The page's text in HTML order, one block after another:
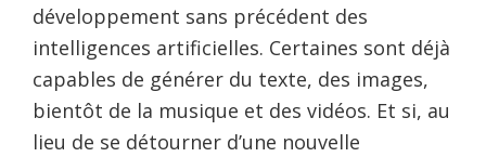
développement sans précédent des
intelligences artificielles. Certaines sont déjà
capables de générer du texte, des images,
bientôt de la musique et des vidéos. Et si, au
lieu de se détourner d’une nouvelle